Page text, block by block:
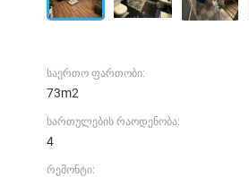
საერთო ფართობი:
73m2
სართულების რაოდენობა:
4
რემონტი: